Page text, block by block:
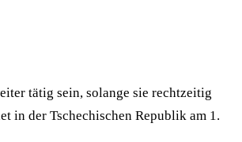
tätig sein, solange sie rechtzeitig
in der Tschechischen Republik am 1.